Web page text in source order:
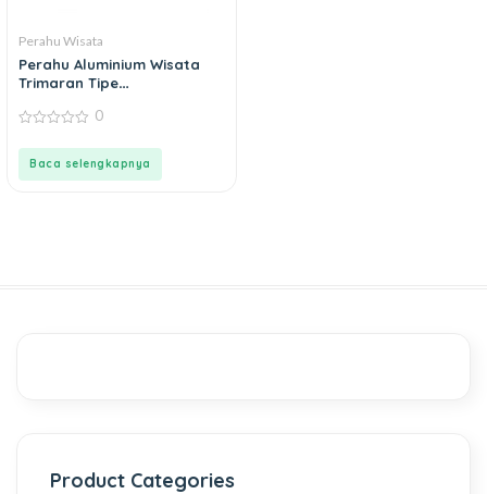
Perahu Wisata
Perahu Aluminium Wisata
Trimaran Tipe
out
0
Baca selengkapnya
Product Categories